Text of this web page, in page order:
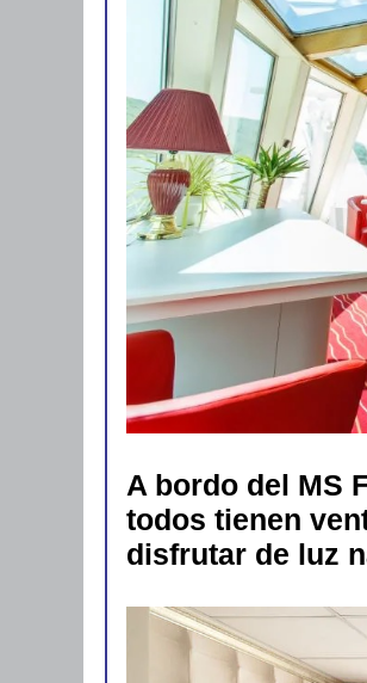
A bordo del MS
todos tienen
disfrutar de luz